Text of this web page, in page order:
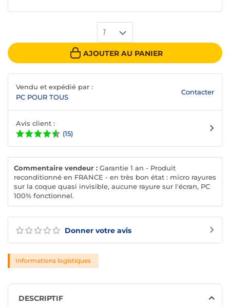
Donner votre avis
1
AJOUTER AU PANIER
Vendu et expédié par :
PC POUR TOUS
Contacter
Avis client :
(15)
Commentaire vendeur : Garantie 1 an - Produit
reconditionné en FRANCE - en très bon état : micro rayures
sur la coque quasi invisible, aucune rayure sur l'écran, PC
100% fonctionnel.
Informations logistiques
DESCRIPTIF